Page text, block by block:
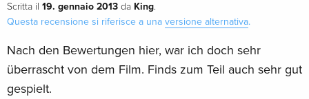
Scritta il 19. gennaio 2013 da King.
Questa recensione si riferisce a una versione alternativa.
Nach den Bewertungen hier, war ich doch sehr
überrascht von dem Film. Finds zum Teil auch sehr gut
gespielt.